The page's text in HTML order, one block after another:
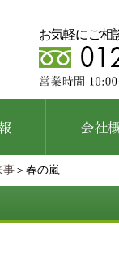
お気軽にご相
事＞春の嵐